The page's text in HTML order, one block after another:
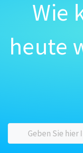
Wie
heute